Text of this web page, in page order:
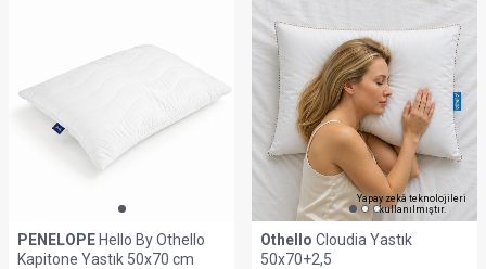
PENELOPE Hello By Othello
Kapitone Yastık 50x70 cm
Yapay zekâ teknolojileri
kullanılmıştır.
Othello Cloudia Yastık
50x70+2,5